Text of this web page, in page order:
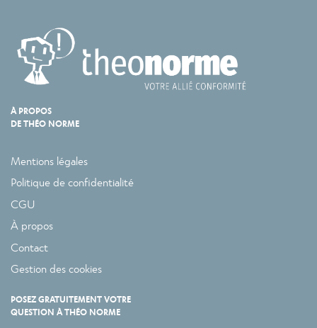
À PROPOS
DE THÉO NORME
Mentions légales
Politique de confidentialité
CGU
À propos
Contact
Gestion des cookies
POSEZ GRATUITEMENT VOTRE
QUESTION À THÉO NORME